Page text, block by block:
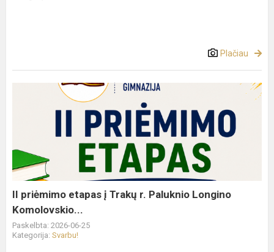
Plačiau
Trakų
Paluknio
Longino
Komolovskio...
II priėmimo etapas į Trakų r. Paluknio Longino
Komolovskio...
Paskelbta: 2026-06-25
Kategorija: Svarbu!